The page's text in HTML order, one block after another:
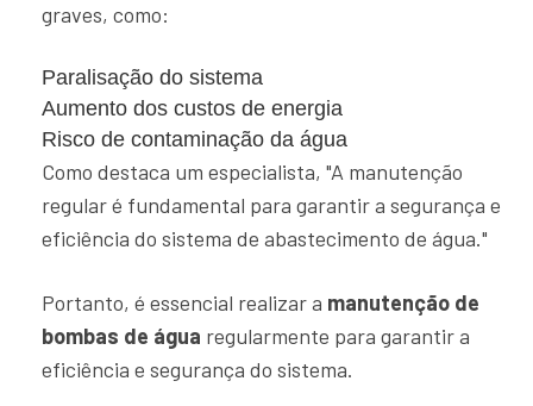
graves, como:
Paralisação do sistema
Aumento dos custos de energia
Risco de contaminação da água
Como destaca um especialista, "A manutenção
regular é fundamental para garantir a segurança e
eficiência do sistema de abastecimento de água."
Portanto, é essencial realizar a manutenção de
bombas de água regularmente para garantir a
eficiência e segurança do sistema.